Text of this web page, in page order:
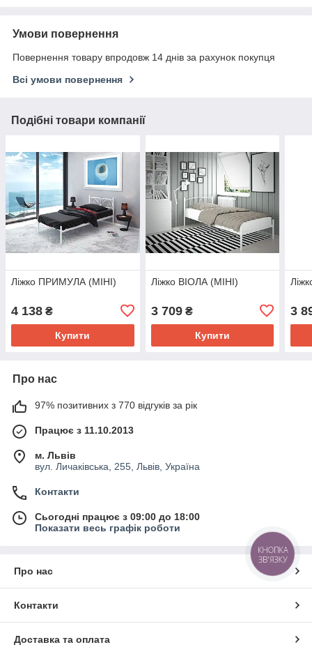
Умови повернення
Повернення товару впродовж 14 днів за рахунок покупця
Всі умови повернення
Подібні товари компанії
Ліжко ПРИМУЛА (МІНІ)
4 138 ₴
Купити
Ліжко ВІОЛА (МІНІ)
3 709₴
Купити
3
Про нас
97% позитивних з 770 відгуків за рік
Працює з 11.10.2013
м. Львів
вул. Личаківська, 255, Львів, Україна
Контакти
Сьогодні працює з 09:00 до 18:00
Показати весь графік роботи
Про нас
Контакти
Доставка та оплата
КНОПКА
ЗВ'ЯЗКУ